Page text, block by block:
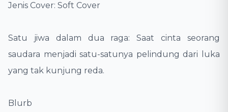
​Jenis Cover: Soft Cover
​Satu jiwa dalam dua raga: Saat cinta seorang
saudara menjadi satu-satunya pelindung dari luka
yang tak kunjung reda.
​Blurb